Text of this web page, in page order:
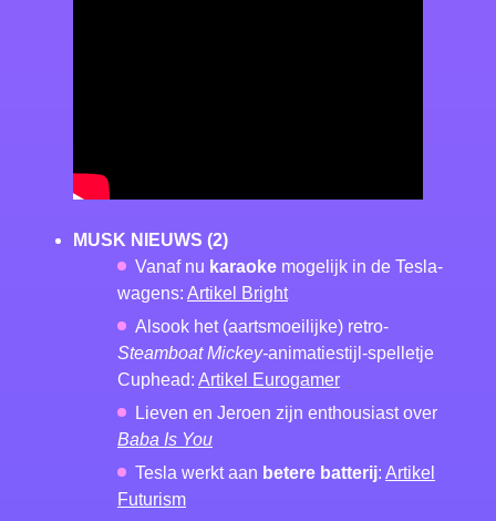
MUSK NIEUWS (2)
Vanaf nu karaoke mogelijk in de Tesla-
wagens: Artikel Bright
Alsook het (aartsmoeilijke) retro-
Steamboat Mickey-animatiestijl-spelletje
Cuphead: Artikel Eurogamer
Lieven en Jeroen zijn enthousiast over
Baba Is You
Tesla werkt aan betere batterij: Artikel
Futurism